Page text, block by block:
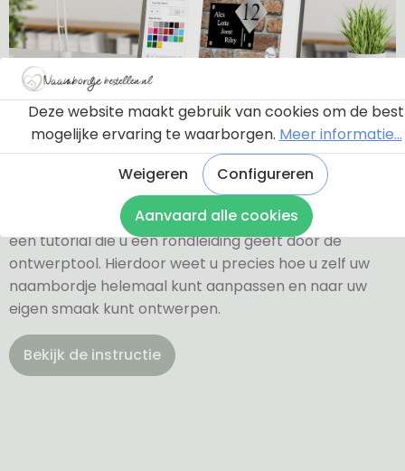
Ontwerptool
Via onderstaande knop komt u bij een instructie en
een tutorial die u een rondleiding geeft door de
ontwerptool. Hierdoor weet u precies hoe u zelf uw
naambordje helemaal kunt aanpassen en naar uw
eigen smaak kunt ontwerpen.
Bekijk de instructie
Deze website maakt gebruik van cookies om de best
mogelijke ervaring te waarborgen. Meer informatie...
Weigeren
Configureren
Aanvaard alle cookies